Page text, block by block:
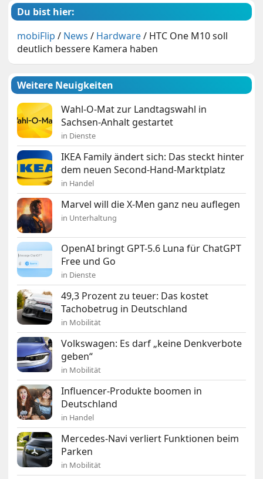
Du bist hier:
mobiFlip / News / Hardware/ HTC One M10 soll
deutlich bessere Kamera haben
Weitere Neuigkeiten
Wahl-O-Mat zur Landtagswahl in
Sachsen-Anhalt gestartet
in Dienste
IKEA Family ändert sich: Das steckt hinter
dem neuen Second-Hand-Marktplatz
in Handel
Marvel will die X-Men ganz neu auflegen
in Unterhaltung
OpenAI bringt GPT-5.6 Luna für ChatGPT
Free und Go
in Dienste
49,3 Prozent zu teuer: Das kostet
Tachobetrug in Deutschland
in Mobilität
Volkswagen: Es darf „keine Denkverbote
geben“
in Mobilität
Influencer-Produkte boomen in
Deutschland
in Handel
Mercedes-Navi verliert Funktionen beim
Parken
in Mobilität